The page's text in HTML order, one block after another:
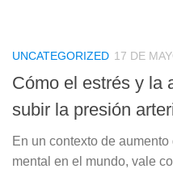
UNCATEGORIZED 17 DE
Cómo el estrés y la
subir la presión
En un contexto de
mental en el mundo, vale